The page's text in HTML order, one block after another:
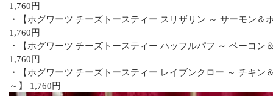
1,760円
・【ホグワーツ チーズトースティー スリザリン ～ サーモン＆
1,760円
・【ホグワーツ チーズトースティー ハッフルパフ ～ ベーコン
1,760円
・【ホグワーツ チーズトースティー レイブンクロー ～ チキン
～】 1,760円